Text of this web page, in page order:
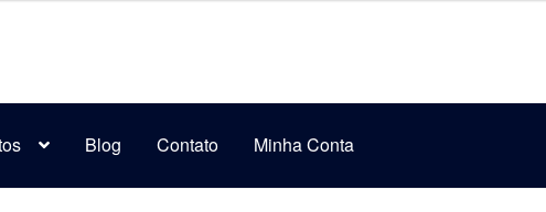
Blog Contato Minha Conta